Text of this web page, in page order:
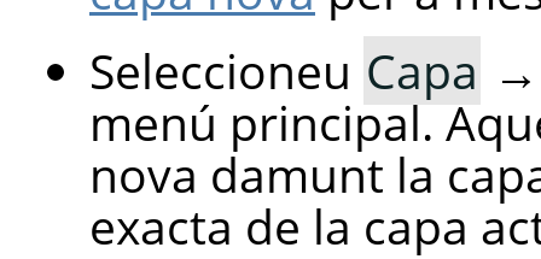
Seleccioneu Capa
menú principal.
nova damunt la
exacta de la capa